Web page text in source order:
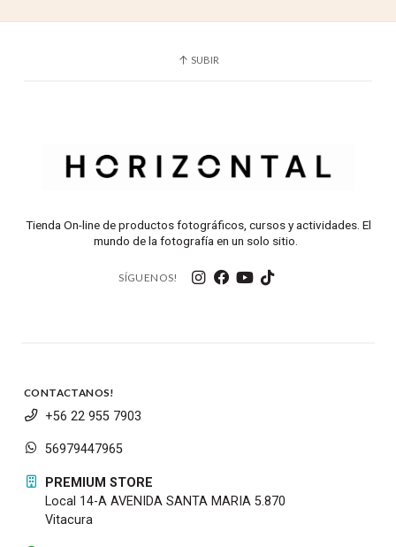
SUBIR
Tienda On-line de productos fotográficos, cursos y actividades. El
mundo de la fotografía en un solo sitio.
SÍGUENOS!
CONTACTANOS!
+56 22 955 7903
56979447965
PREMIUM STORE
Local 14-A AVENIDA SANTA MARIA 5.870
Vitacura